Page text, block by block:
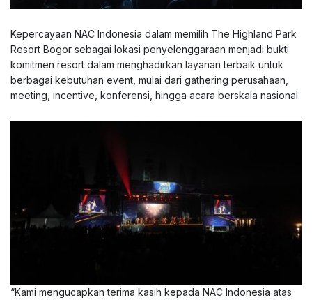
Kepercayaan NAC Indonesia dalam memilih The Highland Park
Resort Bogor sebagai lokasi penyelenggaraan menjadi bukti
komitmen resort dalam menghadirkan layanan terbaik untuk
berbagai kebutuhan event, mulai dari gathering perusahaan,
meeting, incentive, konferensi, hingga acara berskala nasional.
“Kami mengucapkan terima kasih kepada NAC Indonesia atas